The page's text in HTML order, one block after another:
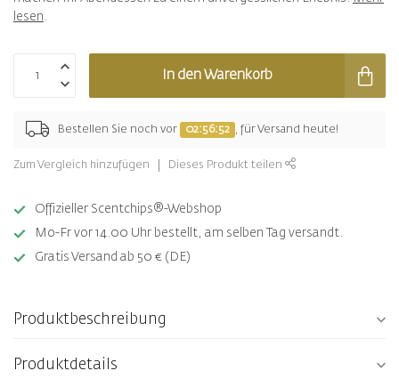
lesen .
In den Warenkorb
Bestellen Sie noch vor 02:56:52 , für Versand heute!
Zum Vergleich hinzufügen Dieses Produkt teilen
Offizieller Scentchips®-Webshop
Mo-Fr vor 14.00 Uhr bestellt, am selben Tag versandt.
Gratis Versand ab 50 € (DE)
Produktbeschreibung
Produktdetails